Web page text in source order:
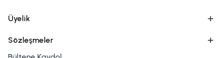
Üyelik
Sözleşmeler